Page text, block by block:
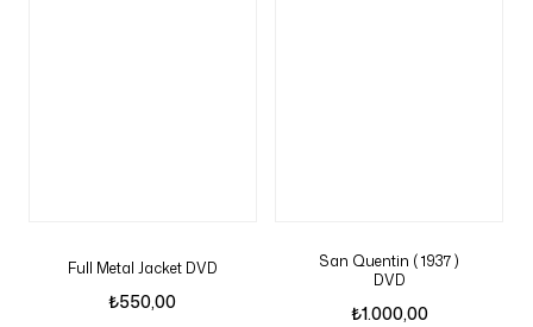
Full Metal Jacket DVD
₺550,00
San Quentin ( 1937 )
DVD
₺1.000,00